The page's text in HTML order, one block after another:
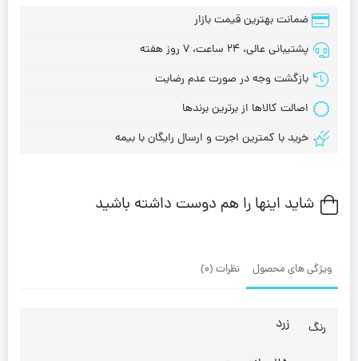
ضمانت بهترین قیمت بازار
پشتیبانی عالی، 24 ساعت، 7 روز هفته
بازگشت وجه در صورت عدم رضایت
اصالت کالاها از برترین برندها
خرید با کمترین اجرت و ارسال رایگان با بیمه
شاید اینها را هم دوست داشته باشید
ویژگی های محصول نظرات (0)
رنگ زرد